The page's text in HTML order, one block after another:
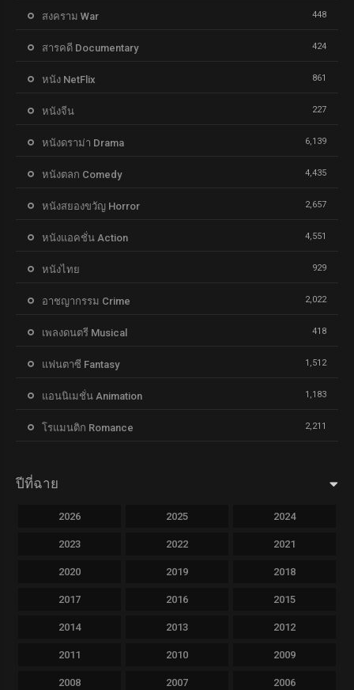
สงคราม War 448
สารคดี Documentary 424
หนัง NetFlix 861
หนังจีน 227
หนังดราม่า Drama 6,139
หนังตลก Comedy 4,435
หนังสยองขวัญ Horror 2,657
หนังแอคชั่น Action 4,551
หนังไทย 929
อาชญากรรม Crime 2,022
เพลงดนตรี Musical 418
แฟนตาซี Fantasy 1,512
แอนนิเมชั่น Animation 1,183
โรแมนติก Romance 2,211
ปีที่ฉาย
2026 2025 2024
2023 2022 2021
2020 2019 2018
2017 2016 2015
2014 2013 2012
2011 2010 2009
2008 2007 2006